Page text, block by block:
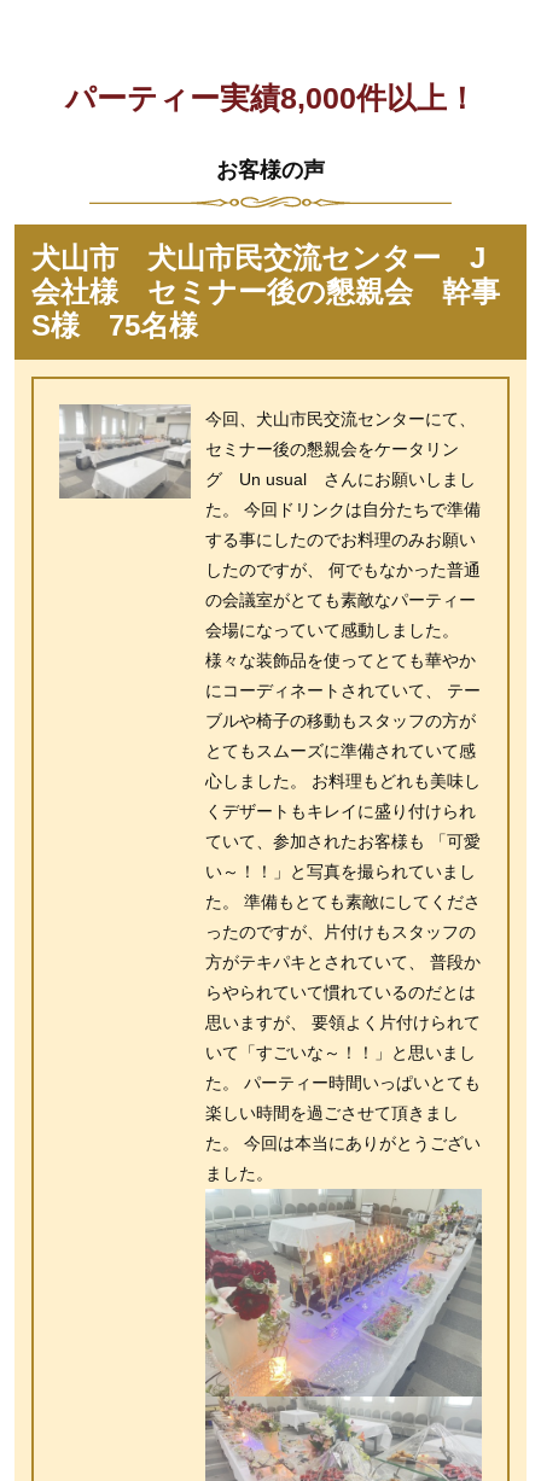
パーティー実績8,000件以上！
お客様の声
犬山市 犬山市民交流センター J
会社様 セミナー後の懇親会 幹事
S様 75名様
今回、犬山市民交流センターにて、
セミナー後の懇親会をケータリン
グ Un usual さんにお願いしまし
た。 今回ドリンクは自分たちで準備
する事にしたのでお料理のみお願い
したのですが、 何でもなかった普通
の会議室がとても素敵なパーティー
会場になっていて感動しました。
様々な装飾品を使ってとても華やか
にコーディネートされていて、 テー
ブルや椅子の移動もスタッフの方が
とてもスムーズに準備されていて感
心しました。 お料理もどれも美味し
くデザートもキレイに盛り付けられ
ていて、参加されたお客様も 「可愛
い～！！」と写真を撮られていまし
た。 準備もとても素敵にしてくださ
ったのですが、片付けもスタッフの
方がテキパキとされていて、 普段か
らやられていて慣れているのだとは
思いますが、 要領よく片付けられて
いて「すごいな～！！」と思いまし
た。 パーティー時間いっぱいとても
楽しい時間を過ごさせて頂きまし
た。 今回は本当にありがとうござい
ました。